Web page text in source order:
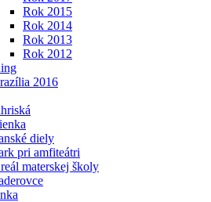
Rok 2015
Rok 2014
Rok 2013
Rok 2012
2016
diely
pri amfiteátri
materskej školy